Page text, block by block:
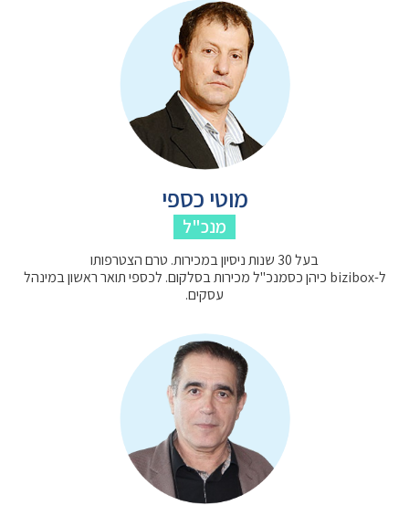
מוטי כספי
מנכ"ל
בעל 30 שנות ניסיון במכירות. טרם הצטרפותו
ל-bizibox כיהן כסמנכ"ל מכירות בסלקום. לכספי תואר ראשון במינהל
עסקים.